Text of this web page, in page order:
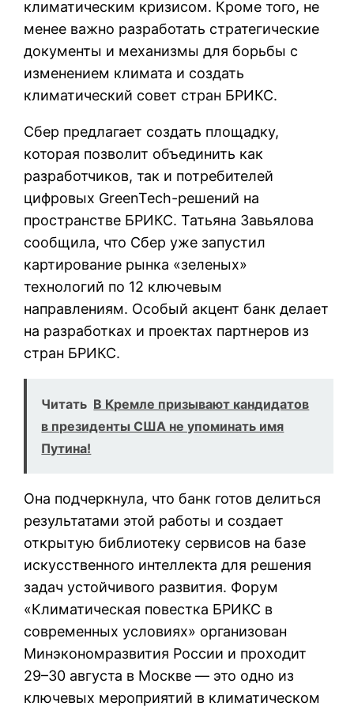
климатическим кризисом. Кроме того, не
менее важно разработать стратегические
документы и механизмы для борьбы с
изменением климата и создать
климатический совет стран БРИКС.
Сбер предлагает создать площадку,
которая позволит объединить как
разработчиков, так и потребителей
цифровых GreenTech-решений на
пространстве БРИКС. Татьяна Завьялова
сообщила, что Сбер уже запустил
картирование рынка «зеленых»
технологий по 12 ключевым
направлениям. Особый акцент банк делает
на разработках и проектах партнеров из
стран БРИКС.
Читать В Кремле призывают кандидатов
в президенты США не упоминать имя
Путина!
Она подчеркнула, что банк готов делиться
результатами этой работы и создает
открытую библиотеку сервисов на базе
искусственного интеллекта для решения
задач устойчивого развития. Форум
«Климатическая повестка БРИКС в
современных условиях» организован
Минэкономразвития России и проходит
29–30 августа в Москве — это одно из
ключевых мероприятий в климатическом